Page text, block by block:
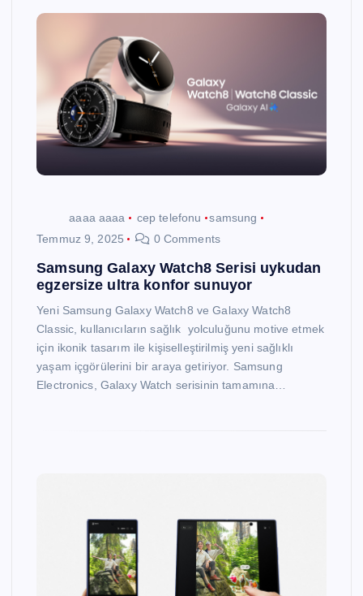
aaaa aaaa cep telefonu
samsung
Temmuz 9, 2025
0 Comments
Samsung Galaxy Watch8 Serisi uykudan
egzersize ultra konfor sunuyor
Yeni Samsung Galaxy Watch8 ve Galaxy Watch8
Classic, kullanıcıların sağlık yolculuğunu motive etmek
için ikonik tasarım ile kişiselleştirilmiş yeni sağlıklı
yaşam içgörülerini bir araya getiriyor. Samsung
Electronics, Galaxy Watch serisinin tamamına…